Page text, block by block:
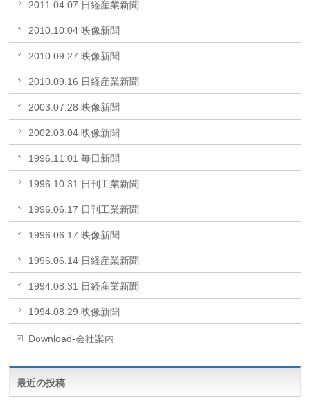
2011.04.07 日経産業新聞
2010.10.04 映像新聞
2010.09.27 映像新聞
2010.09.16 日経産業新聞
2003.07.28 映像新聞
2002.03.04 映像新聞
1996.11.01 毎日新聞
1996.10.31 日刊工業新聞
1996.06.17 日刊工業新聞
1996.06.17 映像新聞
1996.06.14 日経産業新聞
1994.08.31 日経産業新聞
1994.08.29 映像新聞
Download-会社案内
最近の投稿